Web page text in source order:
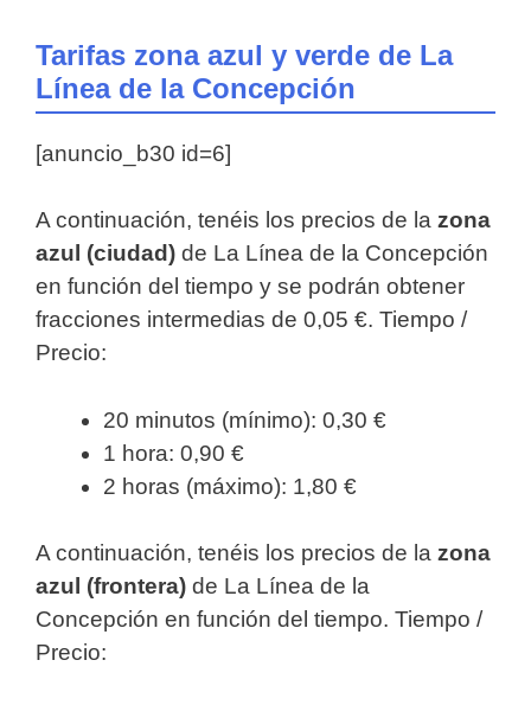
Tarifas zona azul y verde de La
Línea de la Concepción
[anuncio_b30 id=6]
A continuación, tenéis los precios de la zona
azul (ciudad) de La Línea de la Concepción
en función del tiempo y se podrán obtener
fracciones intermedias de 0,05 €. Tiempo /
Precio:
20 minutos (mínimo): 0,30 €
1 hora: 0,90 €
2 horas (máximo): 1,80 €
A continuación, tenéis los precios de la zona
azul (frontera) de La Línea de la
Concepción en función del tiempo. Tiempo /
Precio: